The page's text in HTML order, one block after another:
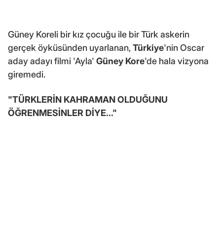
Güney Koreli bir kız çocuğu ile bir Türk askerin
gerçek öyküsünden uyarlanan,Türkiye'nin Oscar
aday adayı filmi 'Ayla' Güney Kore'de hala vizyona
giremedi.
"TÜRKLERİN KAHRAMAN OLDUĞUNU
ÖĞRENMESİNLER DİYE..."